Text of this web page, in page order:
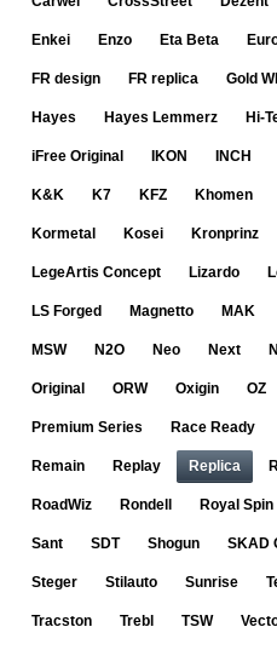
Enkei Enzo Eta Beta
FR design FR replica Gold
Hayes Hayes Lemmerz Hi-
iFree Original IKON INCH
K&K K7 KFZ Khomen
Kormetal Kosei Kronprinz
LegeArtis Concept Lizardo
LS Forged Magnetto MAK
MSW N2O Neo Next
Original ORW Oxigin OZ
Premium Series Race Ready
Remain Replay Replica
RoadWiz Rondell Royal Spin
Sant SDT Shogun SKAD
Steger Stilauto Sunrise
Tracston Trebl TSW